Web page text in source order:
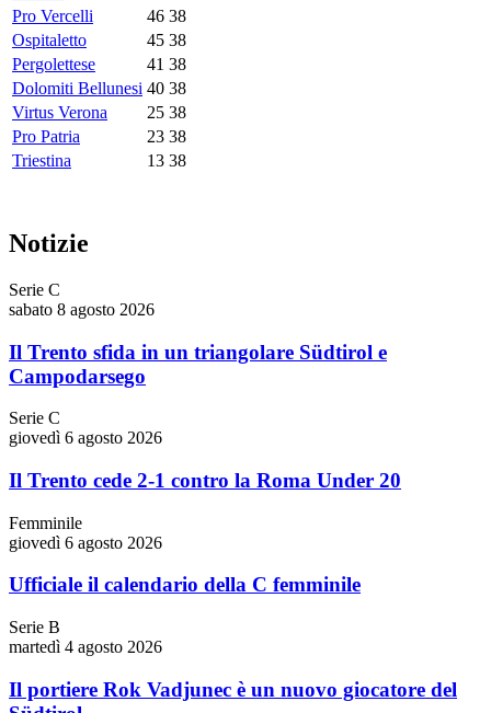
Pro Vercelli
46 38
Ospitaletto
45 38
Pergolettese
41 38
Dolomiti Bellunesi 40 38
Virtus Verona
25 38
Pro Patria
23 38
Triestina
13 38
Notizie
Serie C
sabato 8 agosto 2026
Il Trento sfida in un triangolare Südtirol e
Campodarsego
Serie C
giovedì 6 agosto 2026
Il Trento cede 2-1 contro la Roma Under 20
Femminile
giovedì 6 agosto 2026
Ufficiale il calendario della C femminile
Serie B
martedì 4 agosto 2026
Il portiere Rok Vadjunec è un nuovo giocatore del